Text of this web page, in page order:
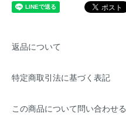
返品について
特定商取引法に基づく表記
この商品について問い合わせる